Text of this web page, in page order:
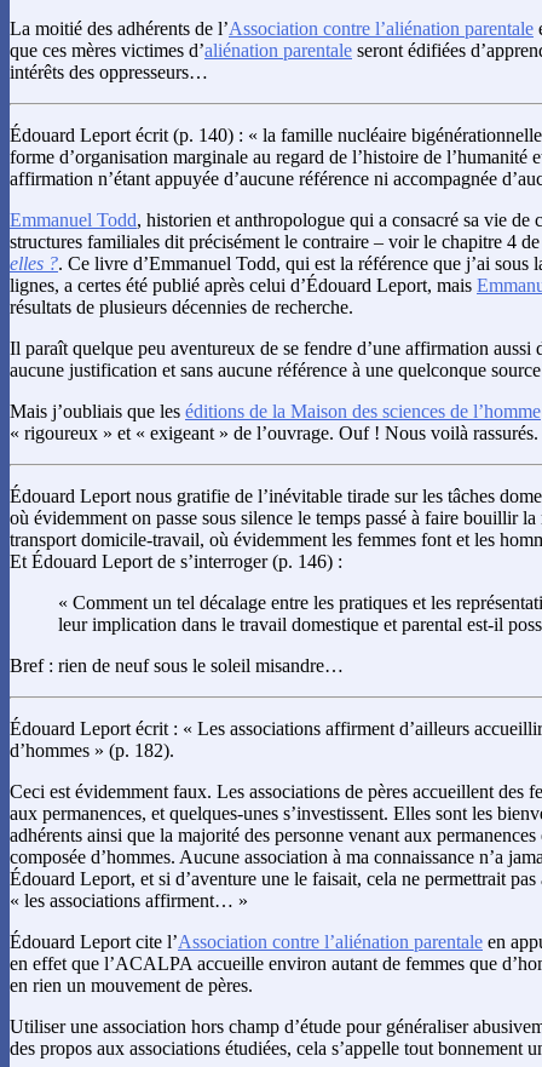
La moitié des adhérents de l’Association contre l’aliénation parentale
que ces mères victimes d’aliénation parentale seront édifiées
intérêts des oppresseurs…
Édouard Leport écrit (p. 140) : « la famille nucléaire
forme d’organisation marginale au regard de l’histoire de l’humanité
affirmation n’étant appuyée d’aucune référence ni accompagnée
Emmanuel Todd, historien et anthropologue qui a consacré sa vie de
structures familiales dit précisément le contraire – voir le chapitre 4
elles ?. Ce livre d’Emmanuel Todd, qui est la référence que j’ai sous
lignes, a certes été publié après celui d’Édouard Leport, mais
résultats de plusieurs décennies de recherche.
Il paraît quelque peu aventureux de se fendre d’une affirmation aussi
aucune justification et sans aucune référence à une quelconque
Mais j’oubliais que les éditions de la Maison des sciences de l’homme
« rigoureux » et « exigeant » de l’ouvrage. Ouf ! Nous voilà rassurés.
Édouard Leport nous gratifie de l’inévitable tirade sur les tâches
où évidemment on passe sous silence le temps passé à faire bouillir la
transport domicile-travail, où évidemment les femmes font et les
Et Édouard Leport de s’interroger (p. 146) :
« Comment un tel décalage entre les pratiques et les
leur implication dans le travail domestique et parental est-il
Bref : rien de neuf sous le soleil misandre…
Édouard Leport écrit : « Les associations affirment d’ailleurs
d’hommes » (p. 182).
Ceci est évidemment faux. Les associations de pères accueillent des
aux permanences, et quelques-unes s’investissent. Elles sont les
adhérents ainsi que la majorité des personne venant aux
composée d’hommes. Aucune association à ma connaissance n’a
Édouard Leport, et si d’aventure une le faisait, cela ne permettrait
« les associations affirment… »
Édouard Leport cite l’Association contre l’aliénation parentale en
en effet que l’ACALPA accueille environ autant de femmes que
en rien un mouvement de pères.
Utiliser une association hors champ d’étude pour généraliser
des propos aux associations étudiées, cela s’appelle tout bonnement